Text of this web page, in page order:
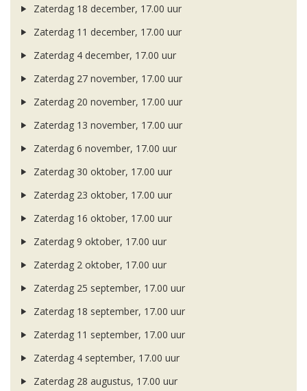
Zaterdag 18 december, 17.00 uur
Zaterdag 11 december, 17.00 uur
Zaterdag 4 december, 17.00 uur
Zaterdag 27 november, 17.00 uur
Zaterdag 20 november, 17.00 uur
Zaterdag 13 november, 17.00 uur
Zaterdag 6 november, 17.00 uur
Zaterdag 30 oktober, 17.00 uur
Zaterdag 23 oktober, 17.00 uur
Zaterdag 16 oktober, 17.00 uur
Zaterdag 9 oktober, 17.00 uur
Zaterdag 2 oktober, 17.00 uur
Zaterdag 25 september, 17.00 uur
Zaterdag 18 september, 17.00 uur
Zaterdag 11 september, 17.00 uur
Zaterdag 4 september, 17.00 uur
Zaterdag 28 augustus, 17.00 uur